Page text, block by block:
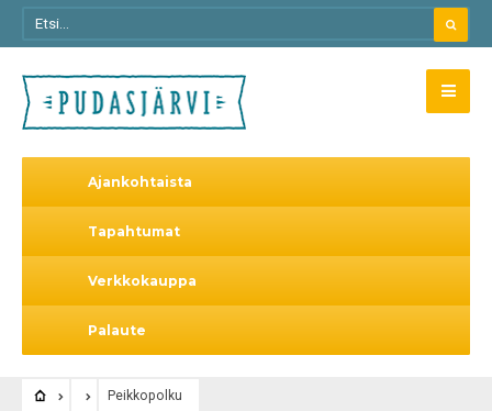
Ajankohtaista
Tapahtumat
Verkkokauppa
Palaute
Peikkopolku